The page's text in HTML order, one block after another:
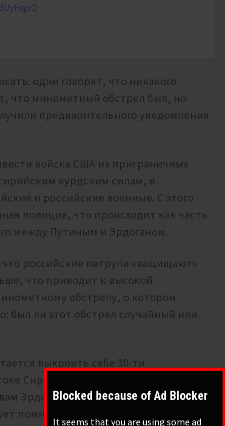
Blocked because of Ad Blocker
It seems that you are using some ad
одни говорят, что никакого
что минометный обстрел был, но
предварительного уведомления
войска США из приграничных
курдским силам, в
и российские военные. С этого
полиция, что происходит как часть
между Путиным и Эрдоганом.
российские патрули «защищают»
что приводит к высокой
обстрелу, о котором
был ли этот обстрел случайный или
выкроить себе 30-ти
Сирии. Но, по иронии судьбы
Эрдогана, входят в Сирию, чтобы
помнить, что в эти выходные